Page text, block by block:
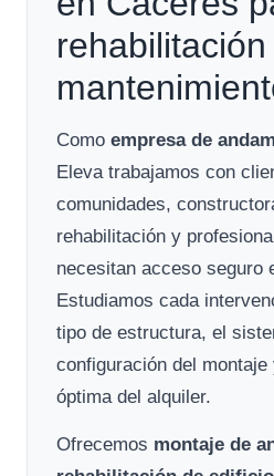
rehabilitación
Como empresa de
Eleva trabajamos con
comunidades,
rehabilitación y
necesitan acceso seguro
Estudiamos cada
tipo de estructura, el
configuración del
óptima del alquiler.
Ofrecemos montaje de